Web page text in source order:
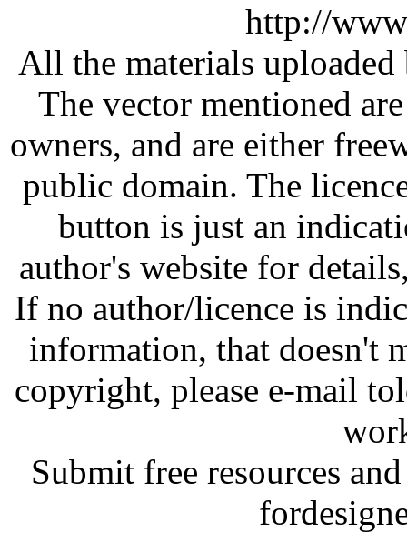
http://
All the materials
The vector mentioned
owners, and are either
public domain. The
button is just an
author's website for
If no author/licence is
information, that doesn't
copyright, please e-mail
Submit free resources